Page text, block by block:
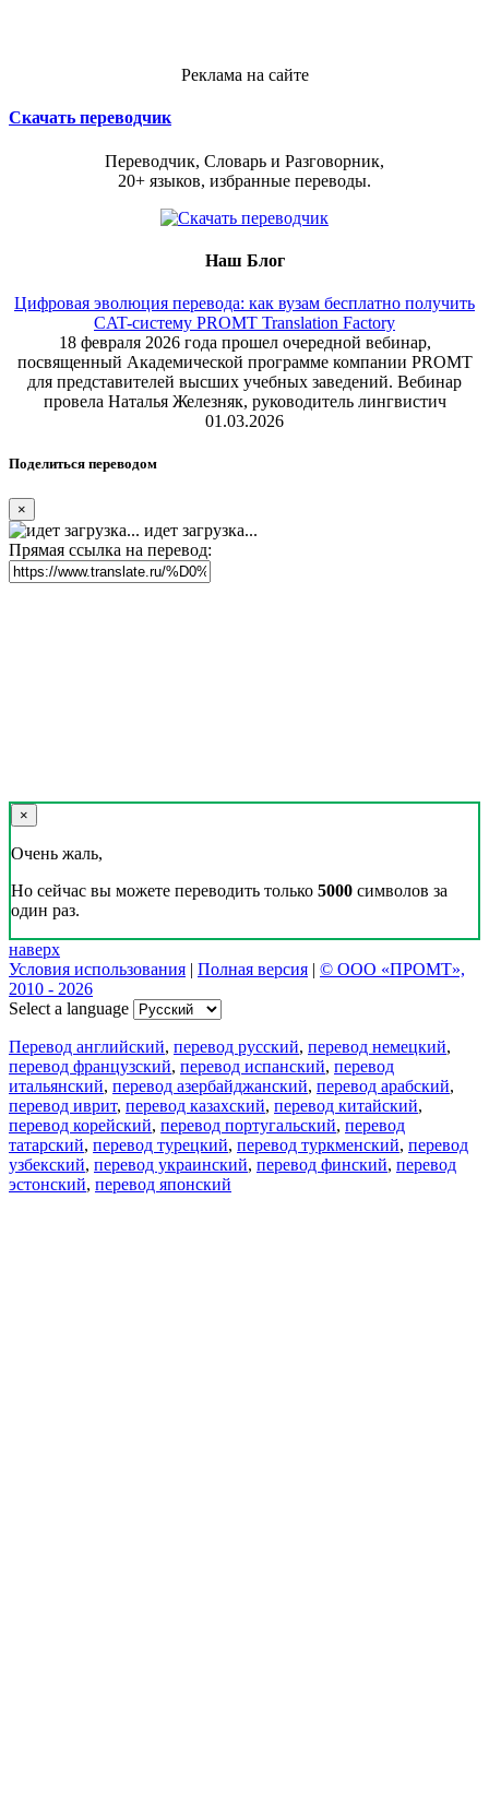
Реклама на сайте
Скачать переводчик
Переводчик, Словарь и Разговорник,
20+ языков, избранные переводы.
Наш Блог
Цифровая эволюция перевода: как вузам бесплатно получить
CAT-систему PROMT Translation Factory
18 февраля 2026 года прошел очередной вебинар,
посвященный Академической программе компании PROMT
для представителей высших учебных заведений. Вебинар
провела Наталья Железняк, руководитель лингвистич
01.03.2026
Поделиться переводом
×
идет загрузка...
Прямая ссылка на перевод:
×
Очень жаль,
Но сейчас вы можете переводить только 5000 символов за
один раз.
наверх
Условия использования | Полная версия | © ООО «ПРОМТ»,
2010 - 2026
Select a language
Перевод английский, перевод русский, перевод немецкий,
перевод французский, перевод испанский, перевод
итальянский, перевод азербайджанский, перевод арабский,
перевод иврит, перевод казахский, перевод китайский,
перевод корейский, перевод португальский, перевод
татарский, перевод турецкий, перевод туркменский, перевод
узбекский, перевод украинский, перевод финский, перевод
эстонский, перевод японский